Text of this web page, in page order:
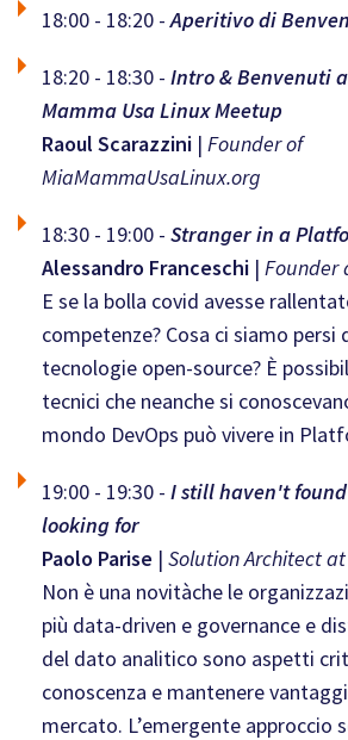
18:00 - 18:20 - Aperitivo di
18:20 - 18:30 - Intro & Benvenuti
Mamma Usa Linux Meetup
Raoul Scarazzini | Founder of
MiaMammaUsaLinux.org
18:30 - 19:00 - Stranger in a
Alessandro Franceschi | Founder
E se la bolla covid avesse
competenze? Cosa ci siamo
tecnologie open-source? È
tecnici che neanche si
mondo DevOps può vivere in
19:00 - 19:30 - I still haven't
looking for
Paolo Parise | Solution Architect
Non è una novitàche le
più data-driven e governance e
del dato analitico sono aspetti
conoscenza e mantenere
mercato. L’emergente approccio